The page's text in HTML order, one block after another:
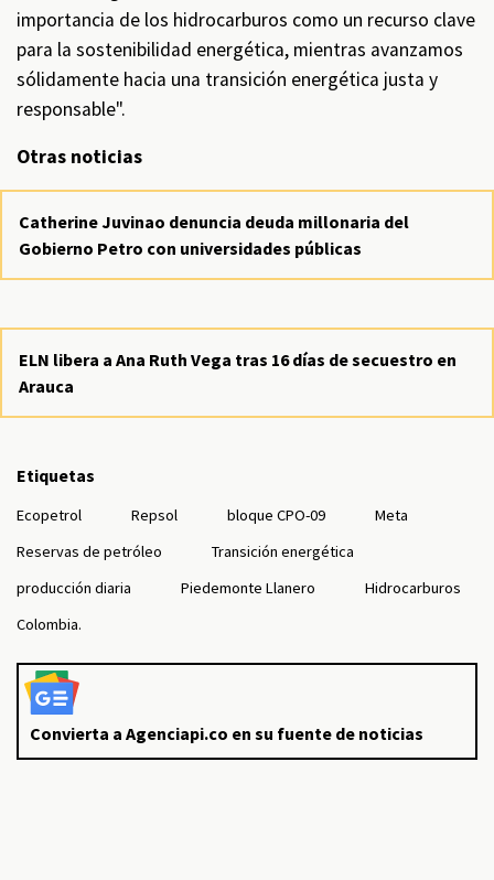
importancia de los hidrocarburos como un recurso clave
para la sostenibilidad energética, mientras avanzamos
sólidamente hacia una transición energética justa y
responsable".
Otras noticias
Catherine Juvinao denuncia deuda millonaria del
Gobierno Petro con universidades públicas
ELN libera a Ana Ruth Vega tras 16 días de secuestro en
Arauca
Etiquetas
Ecopetrol Repsol bloque CPO-09
Meta
Reservas de petróleo
Transición energética
producción diaria
Piedemonte Llanero
Hidrocarburos
Colombia.
Convierta a Agenciapi.co en su fuente de noticias